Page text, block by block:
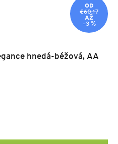
OD
€60,17
AŽ
–3 %
hnedá-béžová, AA